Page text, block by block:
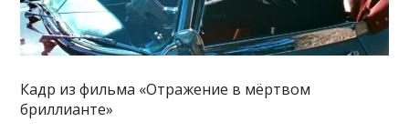
Кадр из фильма «Отражение в мёртвом
бриллианте»